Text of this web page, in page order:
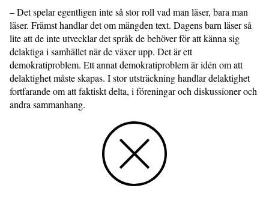
– Det spelar egentligen inte så stor roll vad man läser, bara man
läser. Främst handlar det om mängden text. Dagens barn läser så
lite att de inte utvecklar det språk de behöver för att känna sig
delaktiga i samhället när de växer upp. Det är ett
demokratiproblem. Ett annat demokratiproblem är idén om att
delaktighet måste skapas. I stor utsträckning handlar delaktighet
fortfarande om att faktiskt delta, i föreningar och diskussioner och
andra sammanhang.